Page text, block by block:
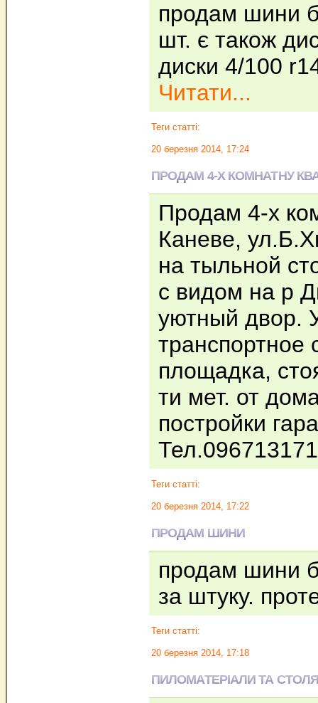
продам шини
шт. є також
диски 4/100
Читати...
Теги статті:
20 березня 2014, 17:24
ПРОДАМ 4-Х КОМНАТНУ
Продам 4-х
Каневе,
на тыльной
с видом на р
уютный двор.
транспортное
площадка,
ти мет. от
постройки
Теги статті:
20 березня 2014, 17:22
ПРОДАМ ШИНИ
продам шини
за штуку.
Теги статті:
20 березня 2014, 17:18
ПИЛОМАТЕРІАЛИ ТА